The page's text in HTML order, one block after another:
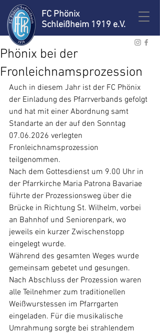
FC Phönix
Schleißheim 1919 e.V.
Phönix bei der
Fronleichnamsprozession
Auch in diesem Jahr ist der FC Phönix
der Einladung des Pfarrverbands gefolgt
und hat mit einer Abordnung samt
Standarte an der auf den Sonntag
07.06.2026 verlegten
Fronleichnamsprozession
teilgenommen.
Nach dem Gottesdienst um 9.00 Uhr in
der Pfarrkirche Maria Patrona Bavariae
führte der Prozessionsweg über die
Brücke in Richtung St. Wilhelm, vorbei
an Bahnhof und Seniorenpark, wo
jeweils ein kurzer Zwischenstopp
eingelegt wurde.
Während des gesamten Weges wurde
gemeinsam gebetet und gesungen.
Nach Abschluss der Prozession waren
alle Teilnehmer zum traditionellen
Weißwurstessen im Pfarrgarten
eingeladen. Für die musikalische
Umrahmung sorgte bei strahlendem